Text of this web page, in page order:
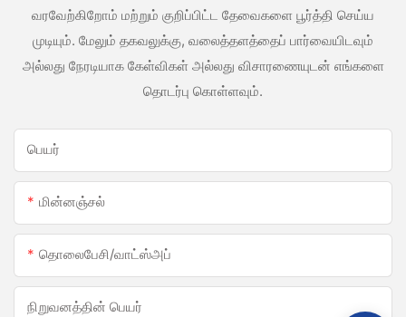
வரவேற்கிறோம் மற்றும் குறிப்பிட்ட தேவைகளை பூர்த்தி செய்ய
முடியும். மேலும் தகவலுக்கு, வலைத்தளத்தைப் பார்வையிடவும்
அல்லது நேரடியாக கேள்விகள் அல்லது விசாரணையுடன் எங்களை
தொடர்பு கொள்ளவும்.
பெயர்
மின்னஞ்சல்
தொலைபேசி/வாட்ஸ்அப்
நிறுவனத்தின் பெயர்